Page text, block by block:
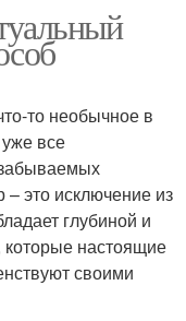
то необычное в
все
это исключение из
глубиной и
которые настоящие
своими